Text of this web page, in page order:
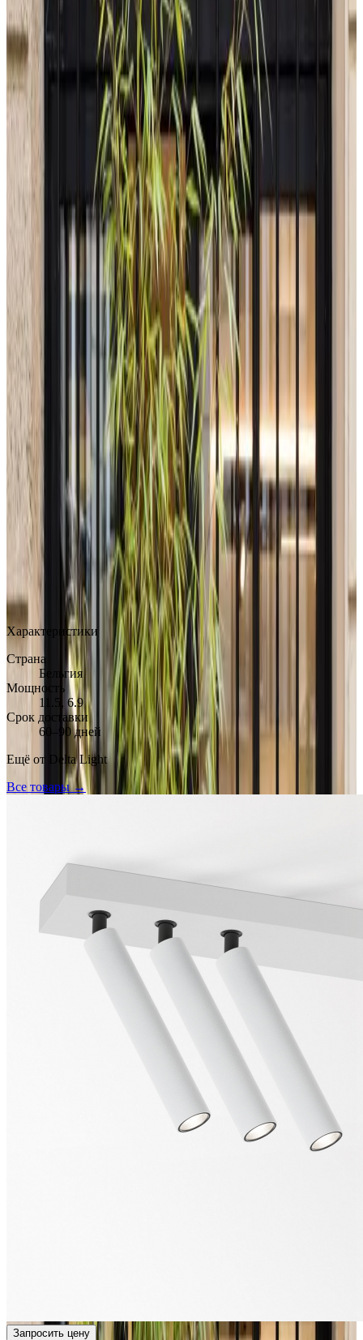
MAX
Арт.: DL-68277D44 ·Добавлено: 29.03.2026
Характеристики
Страна
Бельгия
Мощность
11.5, 6.9
Срок доставки
60–90 дней
Ещё от
Delta Light
Все товары →
Запросить цену